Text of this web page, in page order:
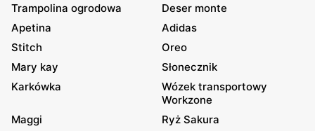
Trampolina ogrodowa
Deser monte
Apetina
Adidas
Stitch
Oreo
Mary kay
Słonecznik
Karkówka
Wózek transportowy
Workzone
Maggi
Ryż Sakura